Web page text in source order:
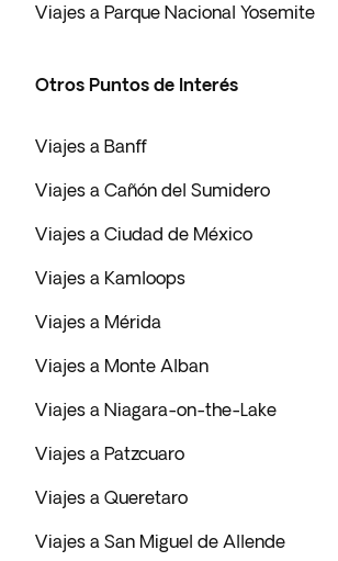
Viajes a Parque Nacional Yosemite
Otros Puntos de Interés
Viajes a Banff
Viajes a Cañón del Sumidero
Viajes a Ciudad de México
Viajes a Kamloops
Viajes a Mérida
Viajes a Monte Alban
Viajes a Niagara-on-the-Lake
Viajes a Patzcuaro
Viajes a Queretaro
Viajes a San Miguel de Allende